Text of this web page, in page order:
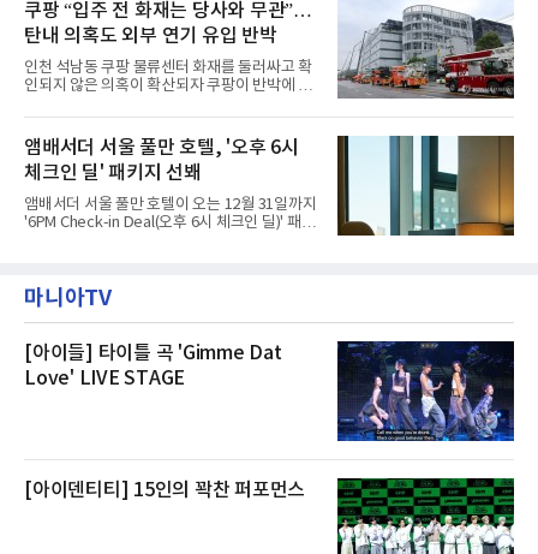
라 극장을 모티브로 한 데코레이션으로 구성됐
다. 무대 공간 및 티켓 박스
나섬으로써 본격적인 지역사회 복구 작업이 시
작된 것이다.대피소 주민 중심 청소 접수, 첫날
부터 2가구 지원 완료CFS는 신현초등학교, 신
현북초등학교, 신현여자중학교 등 인천 서해구
관내 임시 대피소 3곳에서 체류해온 화재 피해
민들의 호응 속에 CFS는 즉시 행동에 나섰다. 지
난 28일 오후 전문 청소업체와
쿠팡 “입주 전 화재는 당사와 무관”…
탄내 의혹도 외부 연기 유입 반박
인천 석남동 쿠팡 물류센터 화재를 둘러싸고 확
인되지 않은 의혹이 확산되자 쿠팡이 반박에 나
에 대해서는 외부 화재 연기 유입이라고 설명했
고, 2023년 같은 물류센터에서 발생한 화재에
대해서도 쿠팡 입주 전 공사 과정에서 벌어진 일
이라며 선을 그었다.쿠팡은 21일 인천 물류센터
내부에서 불이 타는 냄새가 났다는 의혹과 관련
해 “사실무근”이라는 입장을 밝혔다.회사 측은
“인근에서 지난 15일 다른 회사에서 발생한 대
것으로 확인됐다”고 설명했다.이어 “정확한 화
재 원인은 추후 조사될
앰배서더 서울 풀만 호텔, '오후 6시
체크인 딜' 패키지 선봬
앰배서더 서울 풀만 호텔이 오는 12월 31일까지
'6PM Check-in Deal(오후 6시 체크인 딜)' 패키
텔 측은 “퇴근 후 또는 주말 도심 속에서 짧지만
온전한 휴식을 원하는 고객들에게 특별한 경험
제큐티브 두 가지 타입으로 구성된다. 디럭스 패
키지는 객실 1박(룸 온리)으로 심플한 호캉스를
즐길 수 있으며, 이그제큐티브 패키지는 객실 1
마니아TV
[아이들] 타이틀 곡 'Gimme Dat
Love' LIVE STAGE
[아이덴티티] 15인의 꽉찬 퍼포먼스